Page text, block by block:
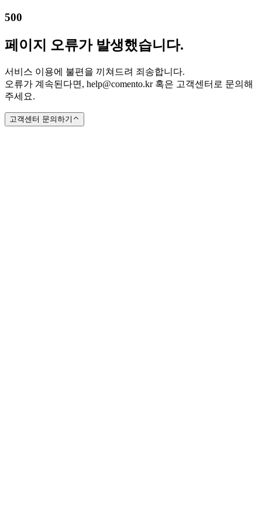
500
페이지 오류가 발생했습니다.
서비스 이용에 불편을 끼쳐드려 죄송합니다.
오류가 계속된다면, help@comento.kr 혹은 고객센터로 문의해
주세요.
고객센터 문의하기